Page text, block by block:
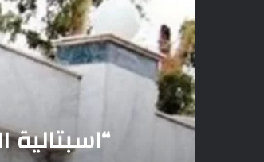
حوارات و تقارير
قصص وحكايات